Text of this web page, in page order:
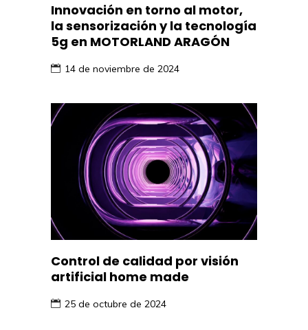
Innovación en torno al motor,
la sensorización y la tecnología
5g en MOTORLAND ARAGÓN
14 de noviembre de 2024
Control de calidad por visión
artificial home made
25 de octubre de 2024